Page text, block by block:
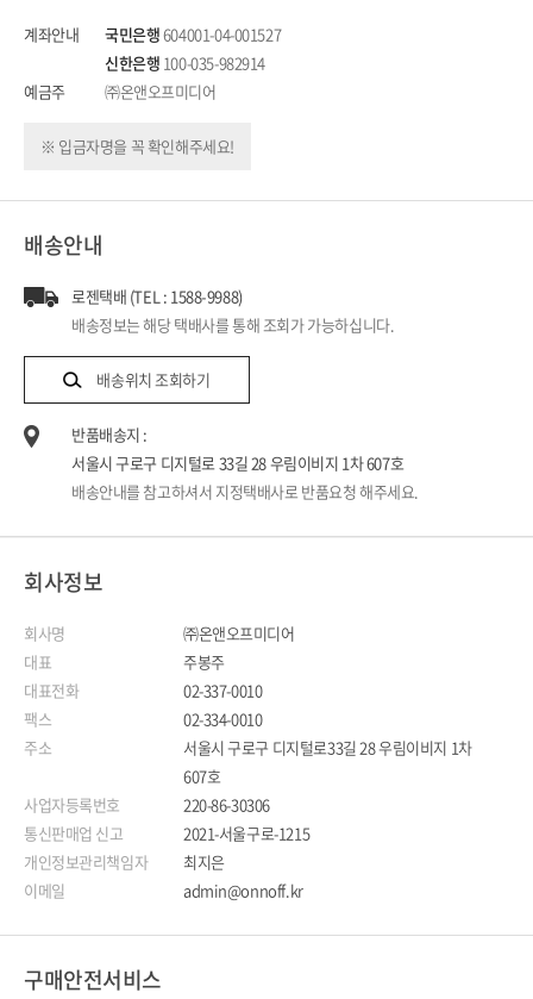
계좌안내 국민은행604001-04-001527
신한은행 100-035-982914
예금주
㈜온앤오프미디어
※ 입금자명을 꼭 확인해주세요!
배송안내
로젠택배 (TEL : 1588-9988)
배송정보는 해당 택배사를 통해 조회가 가능하십니다.
배송위치 조회하기
반품배송지 :
서울시 구로구 디지털로 33길 28 우림이비지 1차 607호
배송안내를 참고하셔서 지정택배사로 반품요청 해주세요.
회사정보
회사명
㈜온앤오프미디어
대표
주봉주
대표전화
02-337-0010
팩스
02-334-0010
주소
서울시 구로구 디지털로33길 28 우림이비지 1차
607호
사업자등록번호
220-86-30306
통신판매업 신고
2021-서울구로-1215
개인정보관리책임자
최지은
이메일
admin@onnoff.kr
구매안전서비스